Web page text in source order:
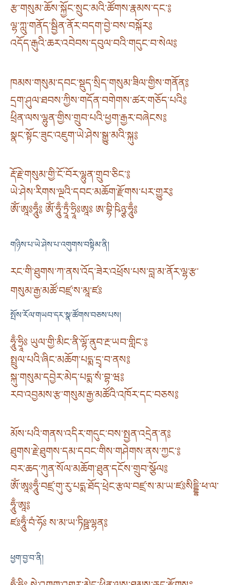
རྩ་གསུམ་ཆོས་སྐྱོང་སྲུང་མའི་ཚོགས་རྣམས་དང་༔
ལྷ་ཀླུ་གནོད་སྦྱིན་ནོར་བདག་བྱེ་བས་བསྐོར༔
འདོད་རྒུའི་ཆར་འབེབས་དབུལ་བའི་གདུང་བ་སེལ༔
ཁམས་གསུམ་དབང་སྡུད་སྲིད་གསུམ་ཟིལ་གྱིས་གནོན༔
དྲག་ཤུལ་ཐབས་ཀྱིས་གདོན་བགེགས་ཚར་གཅོད་པའི༔
ཕྲིན་ལས་ལྷུན་གྱིས་གྲུབ་པའི་ཕྱག་རྒྱར་བཞེངས༔
སྣང་སྟོང་ཟུང་འཇུག་ཡེ་ཤེས་སྒྱུ་མའི་སྐུ༔
རྡོ་རྗེ་གསུམ་གྱི་ངོ་བོར་ལྷུན་གྲུབ་ཅིང་༔
ཡེ་ཤེས་རིགས་ལྔའི་དབང་མཆོག་རྫོགས་པར་གྱུར༔
ཨོཾ་ཨཱཿཧཱུྃ༔ ཨོཾ་ཧཱུྃ་ཏྲཱྃ་ཧྲཱིཿཨཱཿ ཨ་བྷི་ཥིཉྩ་ཧཱུྃ༔
གཉིས་པ་ཡེ་ཤེས་པ་འགུགས་བསྟིམ་ནི།
རང་གི་ཐུགས་ཀ་ནས་འོད་ཟེར་འཕྲོས་པས་བླ་མ་ནོར་ལྷ་རྩ་
གསུམ་རྒྱ་མཚོ་བཛྲ་ས་མཱ་ཛཿ
སྤོས་རོལ་གཡབ་དར་སྣ་ཚོགས་བཅས་པས།
ཧཱུྃ་ཧྲཱིཿ ཡུལ་གྱི་མིང་ནི་ལྷོ་ནུབ་རྔ་ཡབ་གླིང་༔
སྤྲུལ་པའི་ཞིང་མཆོག་པདྨ་དྲྭ་བ་ནས༔
སྐུ་གསུམ་དབྱེར་མེད་པདྨ་སཾ་བྷ་ཝ༔
རབ་འབྱམས་རྩ་གསུམ་རྒྱ་མཚོའི་འཁོར་དང་བཅས༔
མོས་པའི་གནས་འདིར་གདུང་བས་སྤྱན་འདྲེན་ན༔
ཐུགས་རྗེ་ཐུགས་དམ་དབང་གིས་གཤེགས་ནས་ཀྱང་༔
བར་ཆད་ཀུན་སོལ་མཆོག་ཐུན་དངོས་གྲུབ་སྩོལ༔
ཨོཾ་ཨཱཿཧཱུྃ་བཛྲ་གུ་རུ་པདྨ་ཐོད་ཕྲེང་རྩལ་བཛྲ་ས་མ་ཡ་ཛཿསིདྡྷི་ཕ་ལ་
ཧཱུྃ་ཨཱ༔
ཛཿཧཱུྃ་བཾ་ཧོཿ ས་མ་ཡ་ཏིཥྛ་ལྷན༔
ཕྱག་བྱ་བ་ནི།